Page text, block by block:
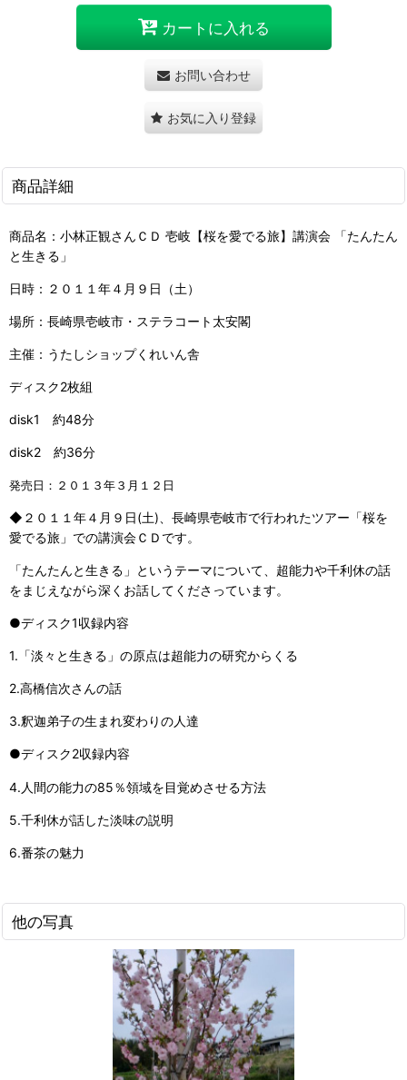
カートに入れる
お問い合わせ
お気に入り登録
商品詳細
商品名：小林正観さんＣＤ 壱岐【桜を愛でる旅】講演会 「たんたん
と生きる」
日時：２０１１年４月９日（土）
場所：長崎県壱岐市・ステラコート太安閣
主催：うたしショップくれいん舎
ディスク2枚組
disk1 約48分
disk2 約36分
発売日：２０１３年３月１２日
◆２０１１年４月９日(土)、長崎県壱岐市で行われたツアー「桜を
愛でる旅」での講演会ＣＤです。
「たんたんと生きる」というテーマについて、超能力や千利休の話
をまじえながら深くお話してくださっています。
●ディスク1収録内容
1.「淡々と生きる」の原点は超能力の研究からくる
2.高橋信次さんの話
3.釈迦弟子の生まれ変わりの人達
●ディスク2収録内容
4.人間の能力の85％領域を目覚めさせる方法
5.千利休が話した淡味の説明
6.番茶の魅力
他の写真